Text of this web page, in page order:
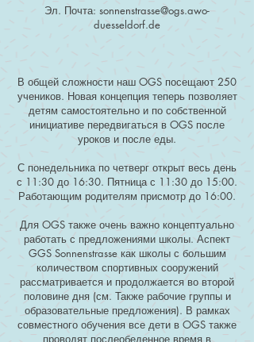
Эл. Почта: sonnenstrasse@ogs.awo-
duesseldorf.de
В общей сложности наш OGS посещают 250
учеников. Новая концепция теперь позволяет
детям самостоятельно и по собственной
инициативе передвигаться в OGS после
уроков и после еды.
С понедельника по четверг открыт весь день
с 11:30 до 16:30. Пятница с 11:30 до 15:00.
Работающим родителям присмотр до 16:00.
Для OGS также очень важно концептуально
работать с предложениями школы. Аспект
GGS Sonnenstrasse как школы с большим
количеством спортивных сооружений
рассматривается и продолжается во второй
половине дня (см. Также рабочие группы и
образовательные предложения). В рамках
совместного обучения все дети в OGS также
проводят послеобеденное время в